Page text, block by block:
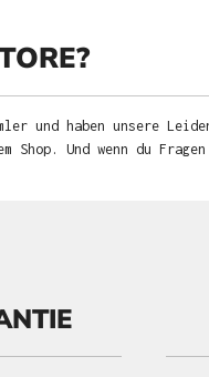
haben unsere
Und wenn du